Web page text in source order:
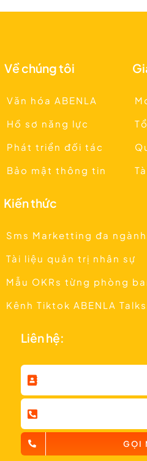
Về chúng tôi
Văn hóa ABENLA
Hồ sơ năng lực
Phát triển đối tác
Bảo mật thông tin
Kiến thức
Sms Marketting đa ngành
Tài liệu quản trị nhân sự
Mẫu OKRs từng phòng
Kênh Tiktok ABENLA Talks
Liên hệ:
GỌI